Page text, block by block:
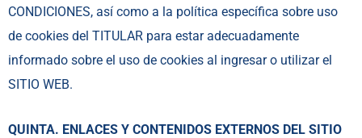
CONDICIONES, así como a la política específica sobre uso
de cookies del TITULAR para estar adecuadamente
informado sobre el uso de cookies al ingresar o utilizar el
SITIO WEB.
QUINTA. ENLACES Y CONTENIDOS EXTERNOS DEL SITIO